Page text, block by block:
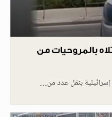
بالمروحيات من
بنقل عدد من…